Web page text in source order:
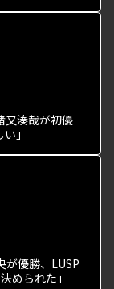
又湊哉が初優
」
が優勝、LUSP
められた」